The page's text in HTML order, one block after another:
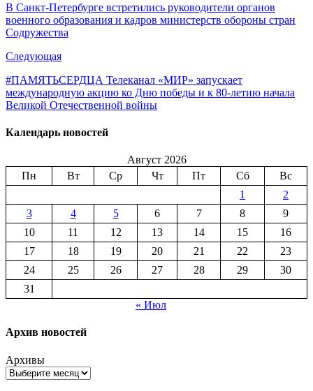
В Санкт-Петербурге встретились руководители органов
военного образования и кадров министерств обороны стран
Содружества
Следующая
#ПАМЯТЬСЕРДЦА Телеканал «МИР» запускает
международную акцию ко Дню победы и к 80-летию начала
Великой Отечественной войны
Календарь новостей
Август 2026
Пн
Вт Ср Чт Пт Сб
Вс
1
2
3
4 5 6 7 8
9
10
11 12 13 14 15
16
17
18 19 20 21 22
23
24
25 26 27 28 29
30
31
« Июл
Архив новостей
Архивы